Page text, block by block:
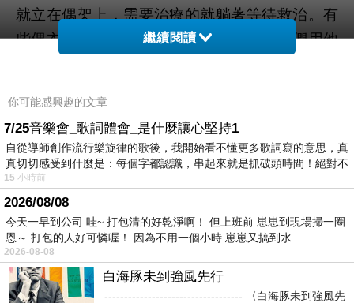
就立在偶架上，需要治療的就躺著等待救治。有
些偶衣掉的布片和飾品道具，我也請孩子們用他
不知道從什時候開始，冠群已經拿著孫悟空在舞
動金箍棒了。
我有點意外，問他：『那你現在不怕了嗎？』
他說：『不怕了。』 他又補了一句：『而且還
很好玩。』
第二個星期上課，他一進教室就主動幫多多老師
整理戲偶，馬上就收到很棒的小助教。
雲林縣縣立文光國小湖口分校
繼續閱讀
你可能感興趣的文章
7/25音樂會_歌詞體會_是什麼讓心堅持1
自從導師創作流行樂旋律的歌後，我開始看不懂更多歌詞寫的意思，真
真切切感受到什麼是：每個字都認識，串起來就是抓破頭時間！絕對不
15 小時前
2026/08/08
今天一早到公司 哇~ 打包清的好乾淨啊！ 但上班前 崽崽到現場掃一圈
恩～ 打包的人好可憐喔！ 因為不用一個小時 崽崽又搞到水
2026-08-08
白海豚未到強風先行
----------------------------------- 〈白海豚未到強風先